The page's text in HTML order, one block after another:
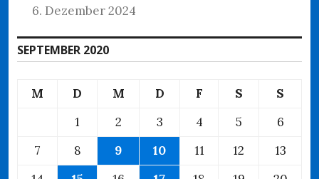
6. Dezember 2024
SEPTEMBER 2020
M D M D F S
S
1
2 3 4 5
6
7
8 9 10 11 12
13